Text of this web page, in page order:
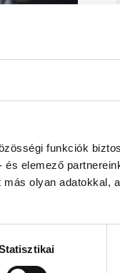
funkciók
elemező
olyan adatokkal,